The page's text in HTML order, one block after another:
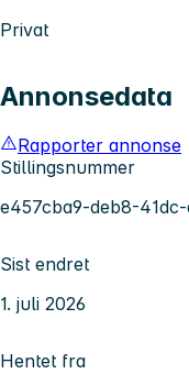
Privat
Annonsedata
Rapporter annonse
Stillingsnummer
e457cba9-deb8-
Sist endret
1. juli 2026
Hentet fra